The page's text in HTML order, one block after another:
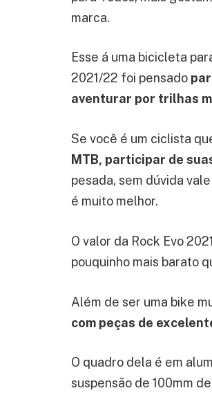
marca.
Esse á uma bicicleta
2021/22 foi pensado
aventurar por trilhas
Se você é um ciclista
MTB, participar de
pesada, sem dúvida
é muito melhor.
O valor da Rock Evo
pouquinho mais barato
Além de ser uma bike
com peças de
O quadro dela é em
suspensão de 100mm